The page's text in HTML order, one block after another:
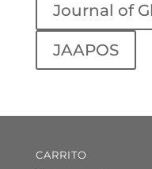
Journal of
JAAPOS
CARRITO